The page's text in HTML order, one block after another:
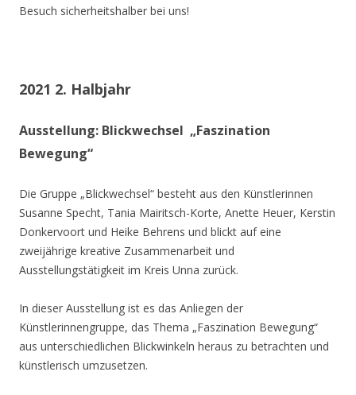
Besuch sicherheitshalber bei uns!
2021 2. Halbjahr
Ausstellung: Blickwechsel „Faszination
Bewegung“
Die Gruppe „Blickwechsel“ besteht aus den Künstlerinnen
Susanne Specht, Tania Mairitsch-Korte, Anette Heuer, Kerstin
Donkervoort und Heike Behrens und blickt auf eine
zweijährige kreative Zusammenarbeit und
Ausstellungstätigkeit im Kreis Unna zurück.
In dieser Ausstellung ist es das Anliegen der
Künstlerinnengruppe, das Thema „Faszination Bewegung“
aus unterschiedlichen Blickwinkeln heraus zu betrachten und
künstlerisch umzusetzen.